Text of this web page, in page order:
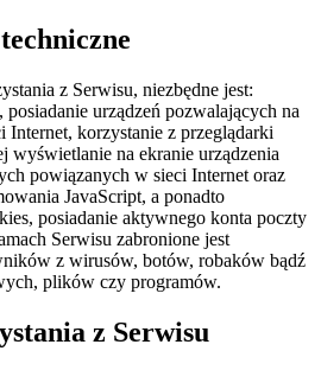
z Serwisu, niezbędne jest:
posiadanie urządzeń pozwalających na
Internet, korzystanie z przeglądarki
wyświetlanie na ekranie urządzenia
powiązanych w sieci Internet oraz
JavaScript, a ponadto
posiadanie aktywnego konta poczty
Serwisu zabronione jest
z wirusów, botów, robaków bądź
plików czy programów.
z Serwisu